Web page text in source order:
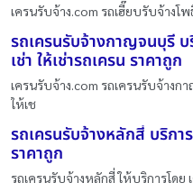
เครนรับจ้าง.com รถเฮี๊ยบรับจ้างโ
รถเครนรับจ้างกาญจนบุรี บ
เช่า ให้เช่ารถเครน ราคาถูก
เครนรับจ้าง.com รถเครนรับจ้างก
ให้เช
รถเครนรับจ้างหลักสี่ บริกา
ราคาถูก
รถเครนรับจ้างหลักสี่ ให้บริการโดย